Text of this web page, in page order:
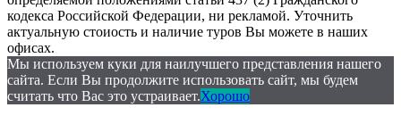
кодекса Российской Федерации, ни рекламой. Уточнить
актуальную стоиость и наличие туров Вы можете в наших
офисах.
Мы используем куки для наилучшего представления нашего
сайта. Если Вы продолжите использовать сайт, мы будем
считать что Вас это устраивает.Хорошо